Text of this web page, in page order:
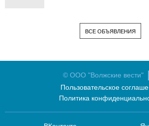
ВСЕ ОБЪЯВЛЕНИЯ
© ООО "Волжские вести"
Пользовательское
Политика